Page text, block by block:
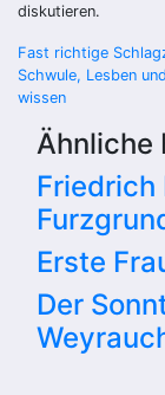
diskutieren.
Fast richtige
Schwule, Lesben
wissen
Ähnliche
Friedrich
Erste
Der